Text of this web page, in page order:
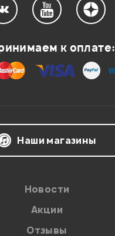
к оплате:
Наши магазины
Новости
Акции
Отзывы